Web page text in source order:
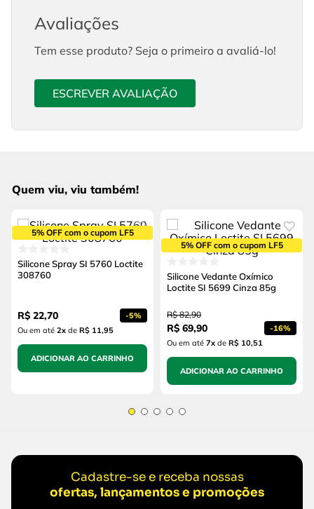
Avaliações
Tem esse produto? Seja o primeiro a avaliá-lo!
ESCREVER AVALIAÇÃO
Quem viu, viu também!
5% OFF com o cupom LF5
Silicone Spray SI 5760 Loctite
308760
R$ 22,70 -5%
Ou em até 2x de R$ 11,95
ADICIONAR AO CARRINHO
5% OFF com o cupom LF5
Silicone Vedante Oxímico
Loctite SI 5699 Cinza 85g
R$ 82,90
R$ 69,90 -16%
Ou em até 7x de R$ 10,51
ADICIONAR AO CARRINHO
Cadastre-se e receba nossas
ofertas, lançamentos e promoções